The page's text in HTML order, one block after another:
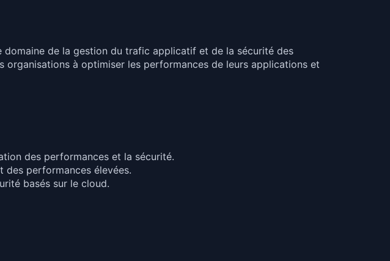
de la gestion du trafic applicatif et de la sécurité des
organisations à optimiser les performances de leurs applications et
des performances et la sécurité.
performances élevées.
basés sur le cloud.